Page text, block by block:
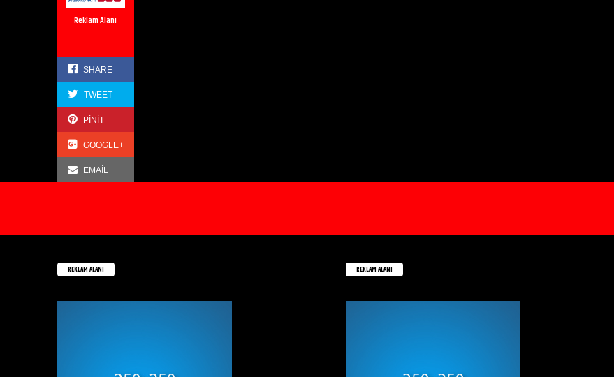
Reklam Alanı
SHARE
TWEET
PINIT
GOOGLE+
EMAIL
REKLAM ALANI REKLAM ALANI